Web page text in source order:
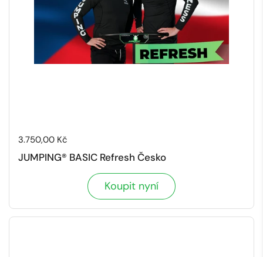
Cena:
3.750,00 Kč
JUMPING® BASIC Refresh Česko
Koupit nyní